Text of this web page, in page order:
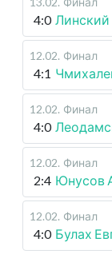
4:0 Линский
12.02. Финал
4:1
12.02. Финал
4:0
12.02. Финал
2:4 Юнусов
12.02. Финал
4:0 Булах